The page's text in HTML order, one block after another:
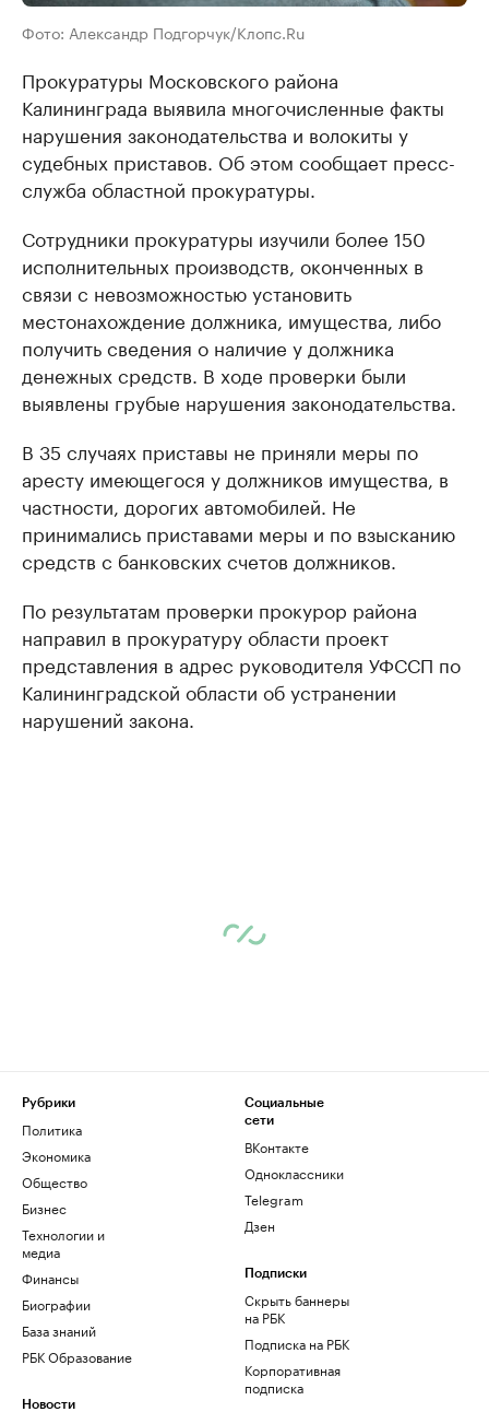
Фото: Александр Подгорчук/Клопс.Ru
Прокуратуры Московского района
Калининграда выявила многочисленные факты
нарушения законодательства и волокиты у
судебных приставов. Об этом сообщает пресс-
служба областной прокуратуры.
Сотрудники прокуратуры изучили более 150
исполнительных производств, оконченных в
связи с невозможностью установить
местонахождение должника, имущества, либо
получить сведения о наличие у должника
денежных средств. В ходе проверки были
выявлены грубые нарушения законодательства.
В 35 случаях приставы не приняли меры по
аресту имеющегося у должников имущества, в
частности, дорогих автомобилей. Не
принимались приставами меры и по взысканию
средств с банковских счетов должников.
По результатам проверки прокурор района
направил в прокуратуру области проект
представления в адрес руководителя УФССП по
Калининградской области об устранении
нарушений закона.
Рубрики
Политика
Экономика
Общество
Бизнес
Технологии и
медиа
Финансы
Биографии
База знаний
РБК Образование
Новости
Социальные
сети
ВКонтакте
Одноклассники
Telegram
Дзен
Подписки
Скрыть баннеры
на РБК
Подписка на РБК
Корпоративная
подписка